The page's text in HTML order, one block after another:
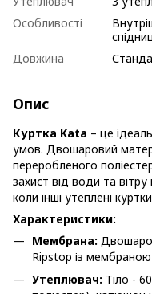
Особливості
Довжина
Опис
Куртка Kata – це
умов. Двошаровий
переробленого
захист від води та вітру
коли інші утеплені
Характеристики:
Мембрана:
Ripstop із мембраною
Утеплювач: Тіло -